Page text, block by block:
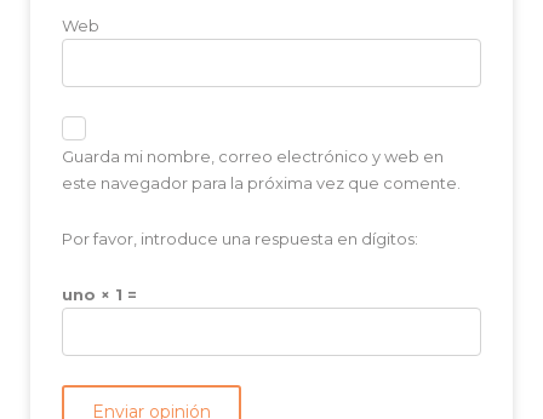
Web
Guarda mi nombre, correo electrónico y web en
este navegador para la próxima vez que comente.
Por favor, introduce una respuesta en dígitos:
uno × 1 =